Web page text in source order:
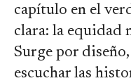
capítulo en el
clara: la equidad
Surge por
escuchar las